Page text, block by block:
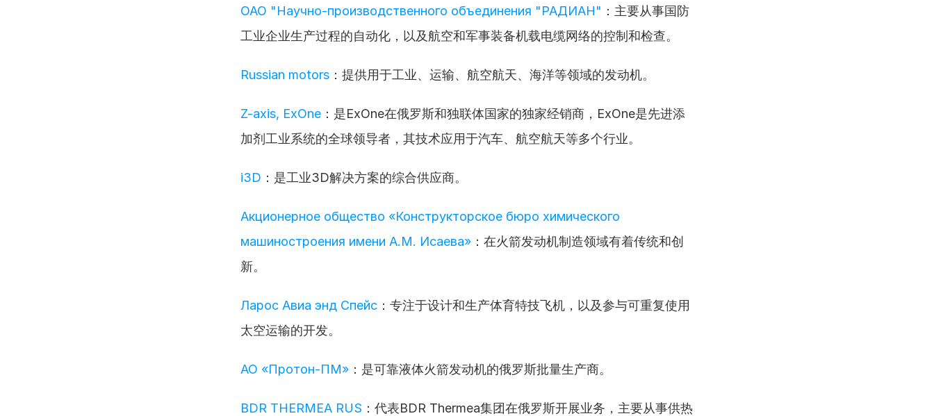
ОАО "Научно-производственного объединения "РАДИАН" ：主要从事国防
工业企业生产过程的自动化，以及航空和军事装备机载电缆网络的控制和检查。
Russian motors ：提供用于工业、运输、航空航天、海洋等领域的发动机。
Z-axis, ExOne ：是ExOne在俄罗斯和独联体国家的独家经销商，ExOne是先进添
加剂工业系统的全球领导者，其技术应用于汽车、航空航天等多个行业。
i3D ：是工业3D解决方案的综合供应商。
Акционерное общество «Конструкторское бюро химического
машиностроения имени А.М. Исаева» ：在火箭发动机制造领域有着传统和创
新。
Ларос Авиа энд Спейс ：专注于设计和生产体育特技飞机，以及参与可重复使用
太空运输的开发。
АО «Протон-ПМ» ：是可靠液体火箭发动机的俄罗斯批量生产商。
BDR THERMEA RUS ：代表BDR Thermea集团在俄罗斯开展业务，主要从事供热